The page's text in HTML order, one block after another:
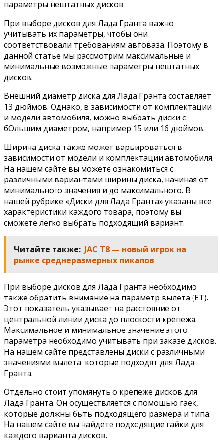
При выборе дисков для Лада Гранта важно
учитывать их параметры, чтобы они
соответствовали требованиям автоваза. Поэтому в
данной статье мы рассмотрим максимальные и
минимальные возможные параметры нештатных
дисков.
Внешний диаметр диска для Лада Гранта составляет
13 дюймов. Однако, в зависимости от комплектации
и модели автомобиля, можно выбрать диски с
бОльшим диаметром, например 15 или 16 дюймов.
Ширина диска также может варьироваться в
зависимости от модели и комплектации автомобиля.
На нашем сайте вы можете ознакомиться с
различными вариантами ширины диска, начиная от
минимального значения и до максимального. В
нашей рубрике «Диски для Лада Гранта» указаны все
характеристики каждого товара, поэтому вы
сможете легко выбрать подходящий вариант.
Читайте также: JAC T8 — новый игрок на
рынке среднеразмерных пикапов
При выборе дисков для Лада Гранта необходимо
также обратить внимание на параметр вылета (ET).
Этот показатель указывает на расстояние от
центральной линии диска до плоскости крепежа.
Максимальное и минимальное значение этого
параметра необходимо учитывать при заказе дисков.
На нашем сайте представлены диски с различными
значениями вылета, которые подходят для Лада
Гранта.
Отдельно стоит упомянуть о крепеже дисков для
Лада Гранта. Он осуществляется с помощью гаек,
которые должны быть подходящего размера и типа.
На нашем сайте вы найдете подходящие гайки для
каждого варианта дисков.